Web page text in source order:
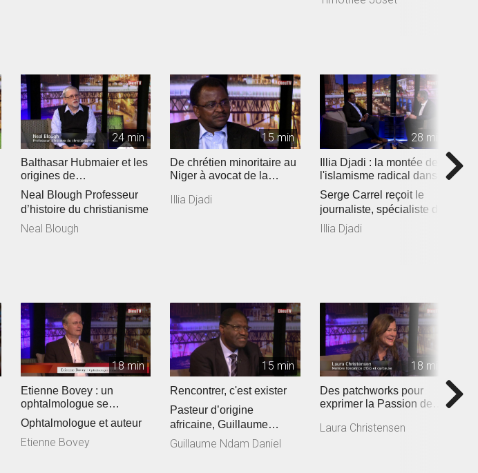
24 min
Balthasar Hubmaier et les
origines de
l'anabaptisme »
Neal Blough Professeur
d’histoire du christianisme
Neal Blough
15 min
De chrétien minoritaire au
Niger à avocat de la
Illia Djadi
28 min
Illia Djadi : la montée de
l'islamisme radical dans
les pays du Sahel
Serge Carrel reçoit le
journaliste, spécialiste de
l’Afrique de l’Ouest Mo...
Illia Djadi
18 min
Etienne Bovey : un
ophtalmologue se
passionne pour la
théologie
Ophtalmologue et auteur
Etienne Bovey
15 min
Rencontrer, c'est exister
Pasteur d’origine
africaine, Guillaume
Ndam Daniel croit aux
Guillaume Ndam Daniel
18 min
Des patchworks pour
exprimer la Passion de
Laura Christensen